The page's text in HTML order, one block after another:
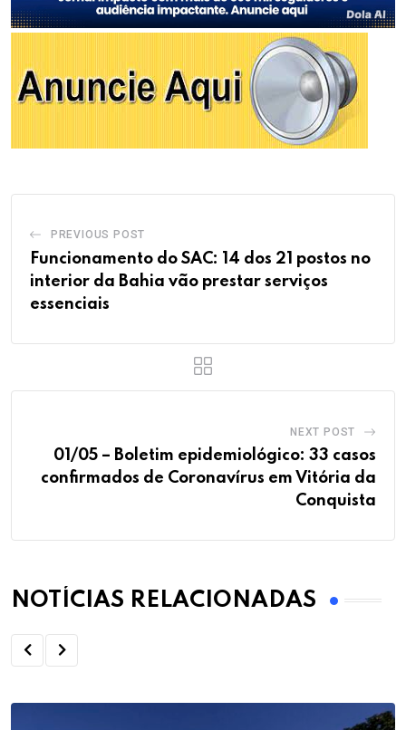
PREVIOUS POST
Funcionamento do SAC: 14 dos 21 postos no
interior da Bahia vão prestar serviços
essenciais
NEXT POST
01/05 – Boletim epidemiológico: 33 casos
confirmados de Coronavírus em Vitória da
Conquista
NOTÍCIAS RELACIONADAS